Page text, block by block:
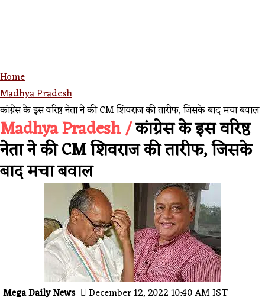
Home
Madhya Pradesh
कांग्रेस के इस वरिष्ठ नेता ने की CM शिवराज की तारीफ, जिसके बाद मचा बवाल
Madhya Pradesh /कांग्रेस के इस वरिष्ठ
नेता ने की CM शिवराज की तारीफ, जिसके
बाद मचा बवाल
Mega Daily News December 12, 2022 10:40 AM IST